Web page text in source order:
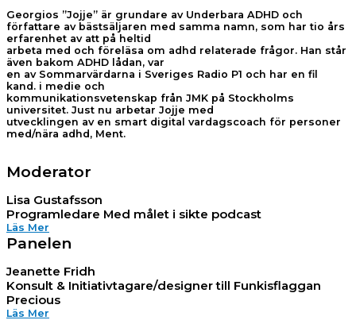
Georgios ”Jojje” är grundare av Underbara ADHD och
författare av bästsäljaren med samma namn, som har tio års
erfarenhet av att på heltid
arbeta med och föreläsa om adhd relaterade frågor. Han står
även bakom ADHD lådan, var
en av Sommarvärdarna i Sveriges Radio P1 och har en fil
kand. i medie och
kommunikationsvetenskap från JMK på Stockholms
universitet. Just nu arbetar Jojje med
utvecklingen av en smart digital vardagscoach för personer
med/nära adhd, Ment.
Moderator
Lisa Gustafsson
Programledare Med målet i sikte podcast
Läs Mer
Panelen
Jeanette Fridh
Konsult & Initiativtagare/designer till Funkisflaggan
Precious
Läs Mer